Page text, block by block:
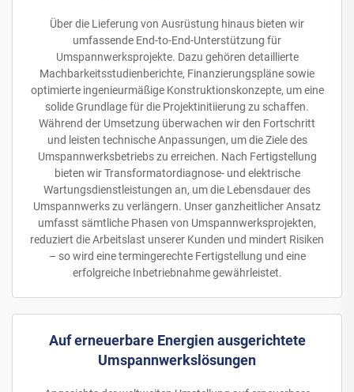
Über die Lieferung von Ausrüstung hinaus bieten wir
umfassende End-to-End-Unterstützung für
Umspannwerksprojekte. Dazu gehören detaillierte
Machbarkeitsstudienberichte, Finanzierungspläne sowie
optimierte ingenieurmäßige Konstruktionskonzepte, um eine
solide Grundlage für die Projektinitiierung zu schaffen.
Während der Umsetzung überwachen wir den Fortschritt
und leisten technische Anpassungen, um die Ziele des
Umspannwerksbetriebs zu erreichen. Nach Fertigstellung
bieten wir Transformatordiagnose- und elektrische
Wartungsdienstleistungen an, um die Lebensdauer des
Umspannwerks zu verlängern. Unser ganzheitlicher Ansatz
umfasst sämtliche Phasen von Umspannwerksprojekten,
reduziert die Arbeitslast unserer Kunden und mindert Risiken
– so wird eine termingerechte Fertigstellung und eine
erfolgreiche Inbetriebnahme gewährleistet.
Auf erneuerbare Energien ausgerichtete
Umspannwerkslösungen